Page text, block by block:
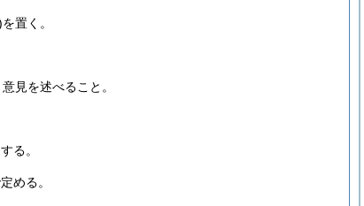
を置く。
見を述べること。
る。
める。